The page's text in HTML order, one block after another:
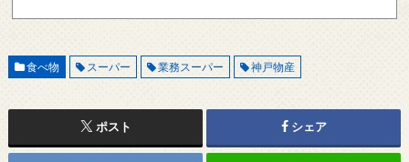
食べ物 スーパー 業務スーパー 神戸物産
ポスト シェア